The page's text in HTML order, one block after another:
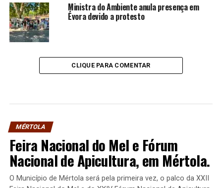
Ministra do Ambiente anula presença em
Évora devido a protesto
CLIQUE PARA COMENTAR
MÉRTOLA
Feira Nacional do Mel e Fórum
Nacional de Apicultura, em Mértola.
O Município de Mértola será pela primeira vez, o palco da XXII